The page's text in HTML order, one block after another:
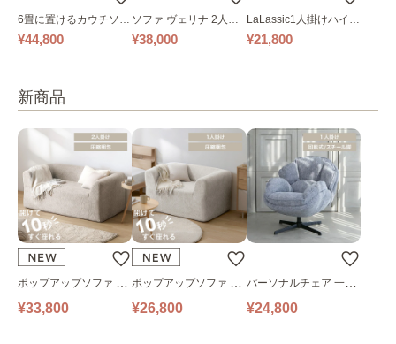
6畳に置けるカウチソフ
ァ｜ベージュ
¥44,800
ソファ ヴェリナ 2人掛
け
¥38,000
LaLassic1人掛けハイバ
ックソファ ワイド
¥21,800
新商品
ポップアップソファ ソ
ファ フロアソファ 幅14
¥33,800
ポップアップソファ ソ
ファ フロアソファ 幅10
¥26,800
パーソナルチェア 一人
掛けソファ O’HANA ソ
¥24,800